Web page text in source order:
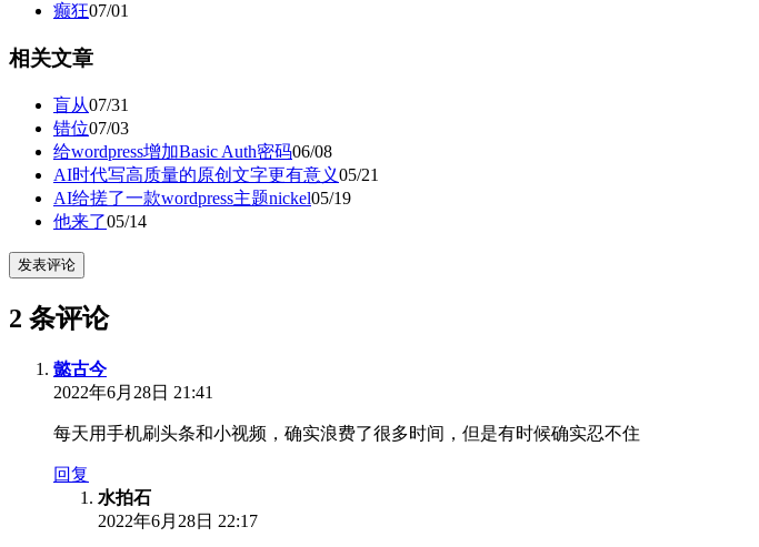
癫狂07/01
相关文章
盲从07/31
错位07/03
给wordpress增加Basic Auth密码06/08
AI时代写高质量的原创文字更有意义05/21
AI给搓了一款wordpress主题nickel05/19
他来了05/14
发表评论
2 条评论
懿古今
2022年6月28日 21:41
每天用手机刷头条和小视频，确实浪费了很多时间，但是有时候确实忍不住
回复
水拍石
2022年6月28日 22:17